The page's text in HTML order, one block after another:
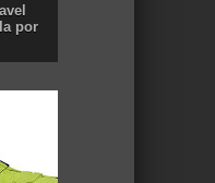
por